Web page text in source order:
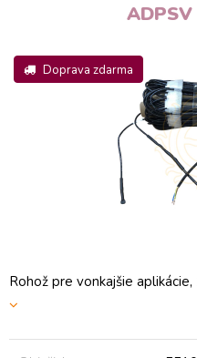
Doprava zdarma
Rohož pre vonkajšie